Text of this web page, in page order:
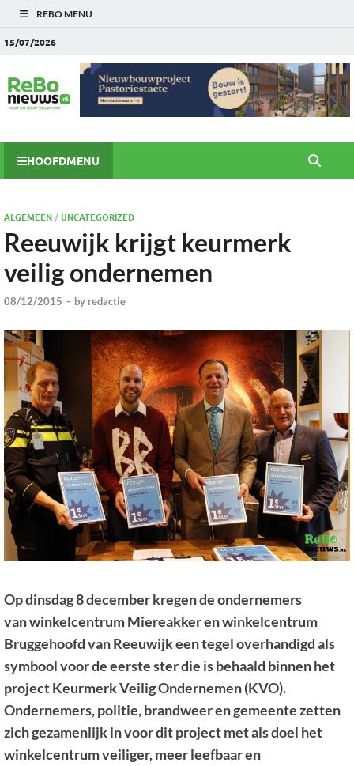
REBO MENU
15/07/2026
HOOFDMENU
ALGEMEEN/UNCATEGORIZED
Reeuwijk krijgt keurmerk
veilig ondernemen
08/12/2015 - by redactie
Op dinsdag 8 december kregen de ondernemers
van winkelcentrum Miereakker en winkelcentrum
Bruggehoofd van Reeuwijk een tegel overhandigd als
symbool voor de eerste ster die is behaald binnen het
project Keurmerk Veilig Ondernemen (KVO).
Ondernemers, politie, brandweer en gemeente zetten
zich gezamenlijk in voor dit project met als doel het
winkelcentrum veiliger, meer leefbaar en